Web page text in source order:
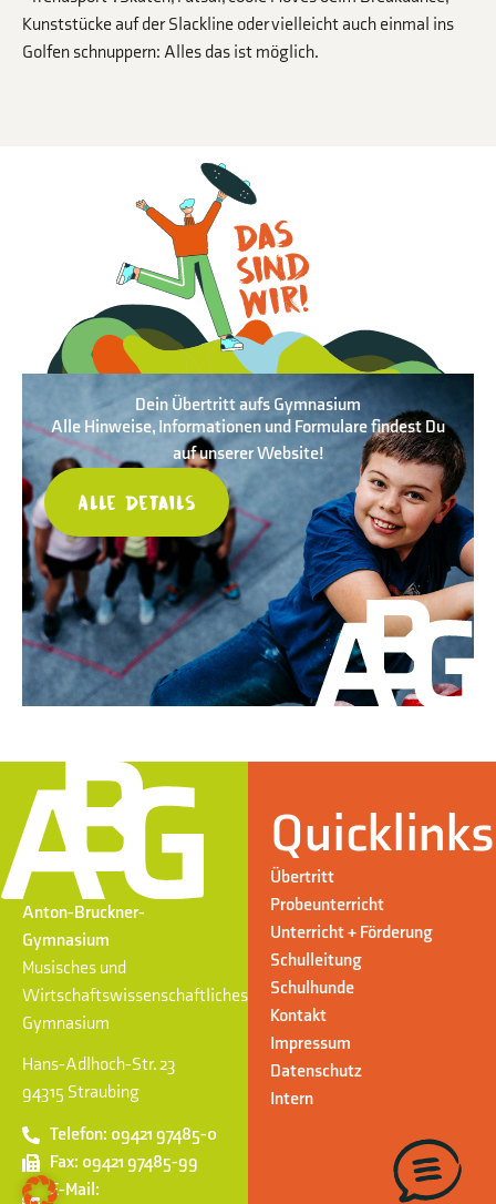
Kunststücke auf der Slackline oder vielleicht auch einmal ins
Golfen schnuppern: Alles das ist möglich.
Dein Übertrittaufs Gymnasium
Alle Hinweise, Informationen und Formulare findest Du
auf unserer Website!
Alle Details
Anton-Bruckner-
Gymnasium
Musisches und
Wirtschaftswissenschaftliches
Gymnasium
Hans-Adlhoch-Str. 23
94315 Straubing
Telefon: 09421 97485-0
Fax: 09421 97485-99
E-Mail:
Quicklinks
Übertritt
Probeunterricht
Unterricht + Förderung
Schulleitung
Schulhunde
Kontakt
Impressum
Datenschutz
Intern